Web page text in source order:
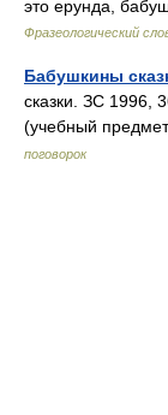
это ерунда,
Фразеологический
Бабушкины
сказки. ЗС 1996,
(учебный
поговорок